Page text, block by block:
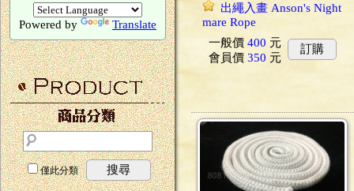
Powered by Translate
僅此分類 搜尋
出繩入畫 Anson's Night
mare Rope
一般價 400 元
會員價 350 元
訂購